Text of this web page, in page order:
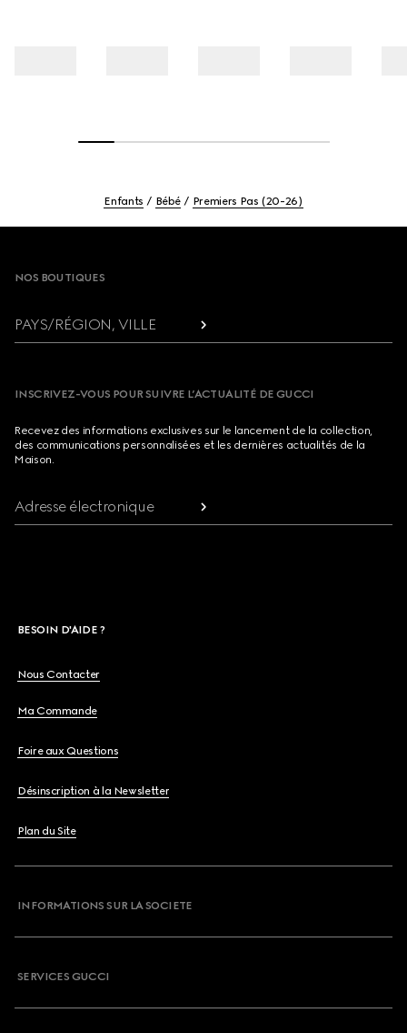
Enfants Bébé Premiers Pas (20-26)
NOS BOUTIQUES
PAYS/RÉGION, VILLE
INSCRIVEZ-VOUS POUR SUIVRE L’ACTUALITÉ DE GUCCI
Recevez des informations exclusives sur le lancement de la collection,
des communications personnalisées et les dernières actualités de la
Maison.
Adresse électronique
BESOIN D'AIDE ?
Nous Contacter
Ma Commande
Foire aux Questions
Désinscription à la Newsletter
Plan du Site
INFORMATIONS SUR LA SOCIETE
SERVICES GUCCI